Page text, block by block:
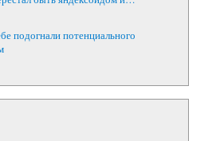
подогнали потенциального